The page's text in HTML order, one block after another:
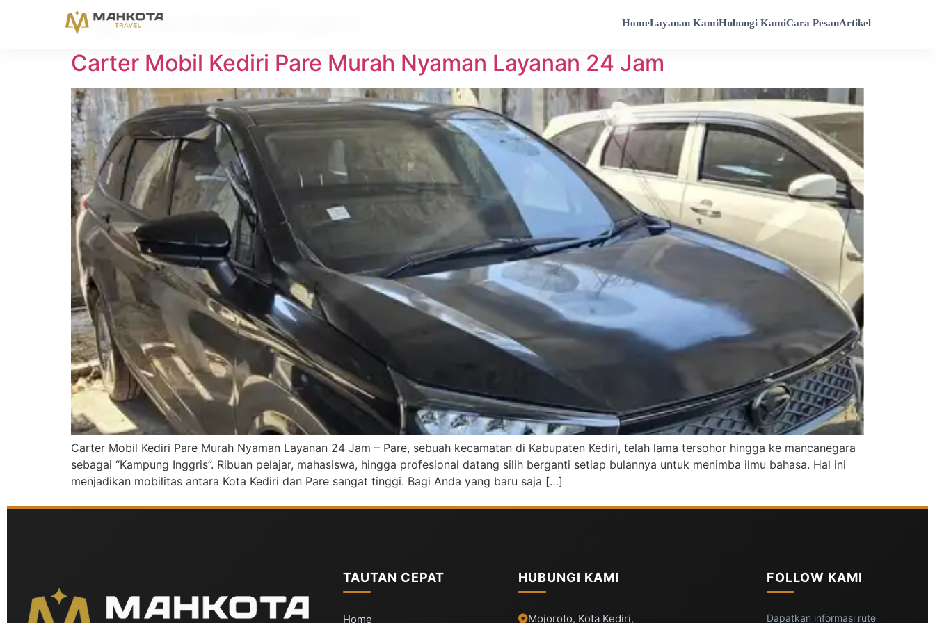
HomeLayanan KamiHubungi KamiCara PesanArtikel
Tag:travel kediri pare
Carter Mobil Kediri Pare Murah Nyaman Layanan 24 Jam
Carter Mobil Kediri Pare Murah Nyaman Layanan 24 Jam – Pare, sebuah kecamatan di Kabupaten Kediri, telah lama tersohor hingga ke mancanegara
sebagai “Kampung Inggris”. Ribuan pelajar, mahasiswa, hingga profesional datang silih berganti setiap bulannya untuk menimba ilmu bahasa. Hal ini
menjadikan mobilitas antara Kota Kediri dan Pare sangat tinggi. Bagi Anda yang baru saja […]
TAUTAN CEPAT
Home
HUBUNGI KAMI
Mojoroto, Kota Kediri,
FOLLOW KAMI
Dapatkan informasi rute